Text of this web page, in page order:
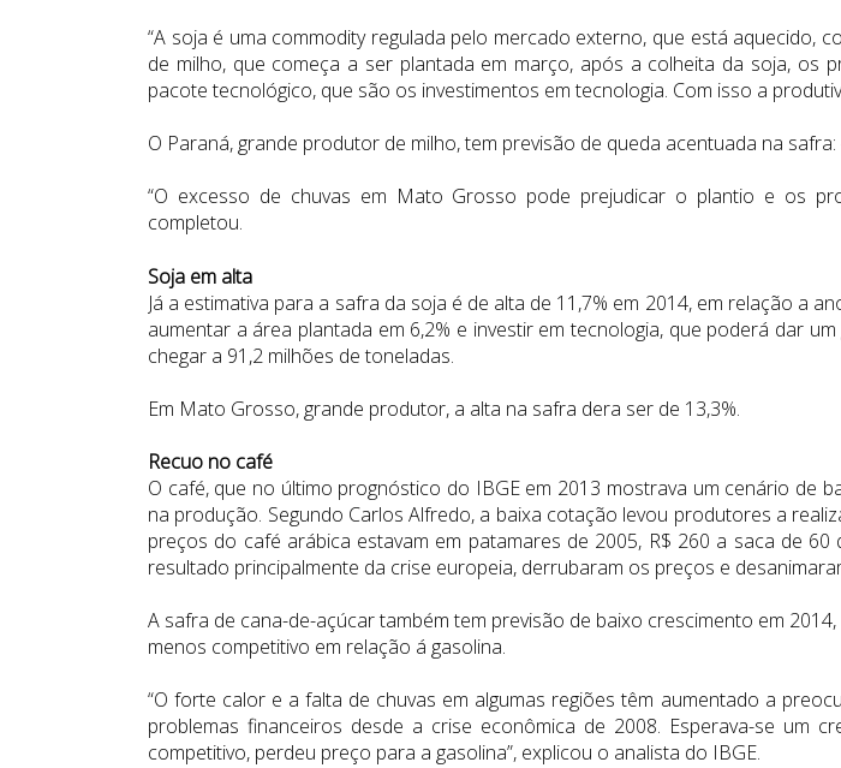
“A soja é uma commodity regulada pelo mercado externo, que está aquecido,
de milho, que começa a ser plantada em março, após a colheita da soja,
pacote tecnológico, que são os investimentos em tecnologia. Com isso a
O Paraná, grande produtor de milho, tem previsão de queda acentuada na
“O excesso de chuvas em Mato Grosso pode prejudicar o plantio e os
completou.
Soja em alta
Já a estimativa para a safra da soja é de alta de 11,7% em 2014, em relação a
aumentar a área plantada em 6,2% e investir em tecnologia, que poderá dar
chegar a 91,2 milhões de toneladas.
Em Mato Grosso, grande produtor, a alta na safra dera ser de 13,3%.
Recuo no café
O café, que no último prognóstico do IBGEem 2013 mostrava um cenário de
na produção. Segundo Carlos Alfredo, a baixa cotação levou produtores a
preços do café arábica estavam em patamares de 2005, R$ 260 a saca de
resultado principalmente da crise europeia, derrubaram os preços e
A safra de cana-de-açúcar também tem previsão de baixo crescimento em
menos competitivo em relação á gasolina.
“O forte calor e a falta de chuvas em algumas regiões têm aumentado a
problemas financeiros desde a crise econômica de 2008. Esperava-se um
competitivo, perdeu preço para a gasolina”, explicou o analista do IBGE.